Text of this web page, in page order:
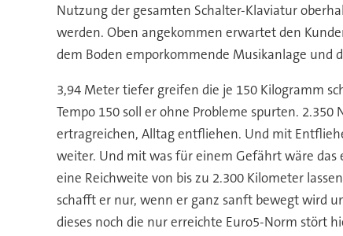
Nutzung der gesamten Schalter-Klaviatur
werden. Oben angekommen erwartet den
dem Boden emporkommende Musikanlage und
3,94 Meter tiefer greifen die je 150 Kilogramm
Tempo 150 soll er ohne Probleme spurten.
ertragreichen, Alltag entfliehen. Und mit
weiter. Und mit was für einem Gefährt wäre
eine Reichweite von bis zu 2.300 Kilometer
schafft er nur, wenn er ganz sanft bewegt wird
dieses noch die nur erreichte Euro5-Norm stört